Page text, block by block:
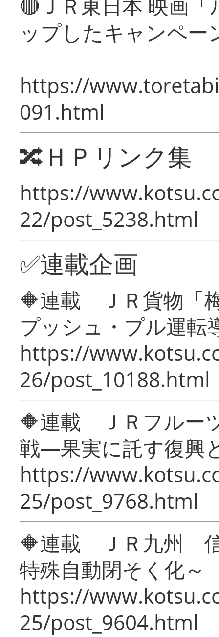
🔴ＪＲ東日本 映画
ップしたキャンペー
https://
091.html
🔀ＨＰリンク集
https://
22/post_5238.html
✅連載企画
🔶連載 ＪＲ貨物「
プッシュ・プル運転
https://
26/post_10188.html
🔶連載 ＪＲフルー
戦―果実に託す復興
https://
25/post_9768.html
🔶連載 ＪＲ九州 信
特殊自動閉そく化～
https://
25/post_9604.html